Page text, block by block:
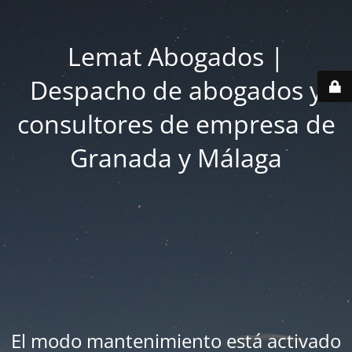
Lemat Abogados |
Despacho de abogados y
consultores de empresa de
Granada y Málaga
El modo mantenimiento está activado